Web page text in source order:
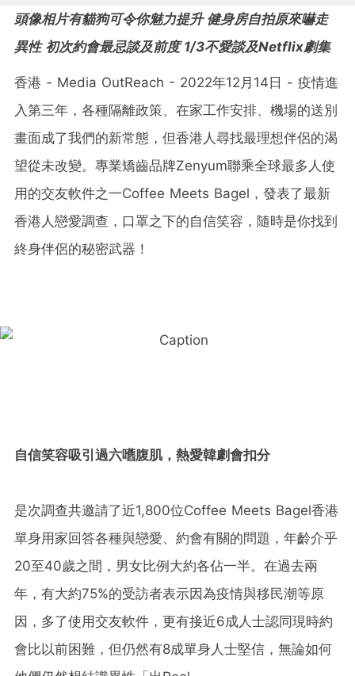
頭像相片有貓狗可令你魅力提升 健身房自拍原來嚇走
異性 初次約會最忌談及前度 1/3不愛談及Netflix劇集
香港 - Media OutReach - 2022年12月14日 - 疫情進
入第三年，各種隔離政策、在家工作安排、機場的送別
畫面成了我們的新常態，但香港人尋找最理想伴侶的渴
望從未改變。專業矯齒品牌Zenyum聯乘全球最多人使
用的交友軟件之一Coffee Meets Bagel，發表了最新
香港人戀愛調查，口罩之下的自信笑容，隨時是你找到
終身伴侶的秘密武器！
自信笑容吸引過六嚿腹肌，熱愛韓劇會扣分
是次調查共邀請了近1,800位Coffee Meets Bagel香港
單身用家回答各種與戀愛、約會有關的問題，年齡介乎
20至40歲之間，男女比例大約各佔一半。在過去兩
年，有大約75%的受訪者表示因為疫情與移民潮等原
因，多了使用交友軟件，更有接近6成人士認同現時約
會比以前困難，但仍然有8成單身人士堅信，無論如何